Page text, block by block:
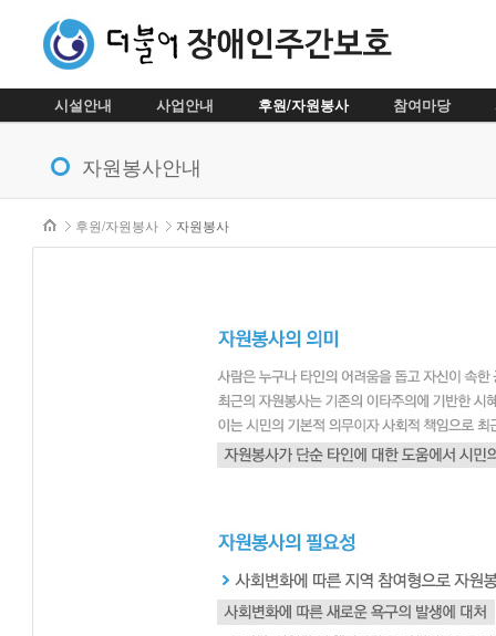
메뉴 건너뛰기
시설안내 사업안내 후원/자원봉사 참여마당
자원봉사안내
본문시작
후원/자원봉사
자원봉사